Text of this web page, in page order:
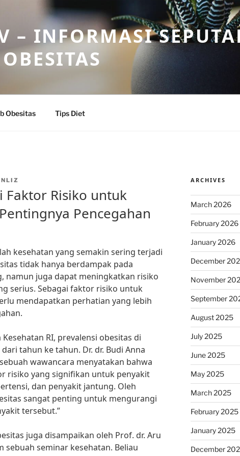
– INFORMASI
Obesitas Tips Diet
Faktor Risiko untuk
Pencegahan
kesehatan yang semakin sering terjadi
tidak hanya berdampak pada
namun juga dapat meningkatkan risiko
serius. Sebagai faktor risiko untuk
mendapatkan perhatian yang lebih
RI, prevalensi obesitas di
tahun ke tahun. Dr. dr. Budi Anna
wawancara menyatakan bahwa
risiko yang signifikan untuk penyakit
dan penyakit jantung. Oleh
sangat penting untuk mengurangi
tersebut.”
juga disampaikan oleh Prof. dr. Aru
sebuah seminar kesehatan. Beliau
ARCHIVES
March 2026
February 2026
January 2026
December
November
September
August 2025
July 2025
June 2025
May 2025
March 2025
February 2025
January 2025
December